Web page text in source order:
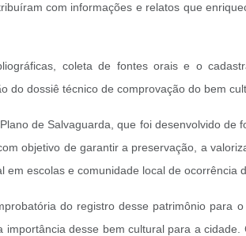
com informações e relatos que
coleta de fontes orais e o
do dossiê técnico de comprovação do bem
de Salvaguarda, que foi desenvolvido
objetivo de garantir a preservação, a
escolas e comunidade local de
do registro desse patrimônio para
desse bem cultural para a